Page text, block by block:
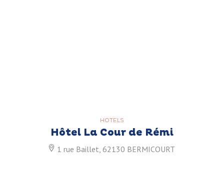
HOTELS
Hôtel La Cour de Rémi
1 rue Baillet, 62130 BERMICOURT